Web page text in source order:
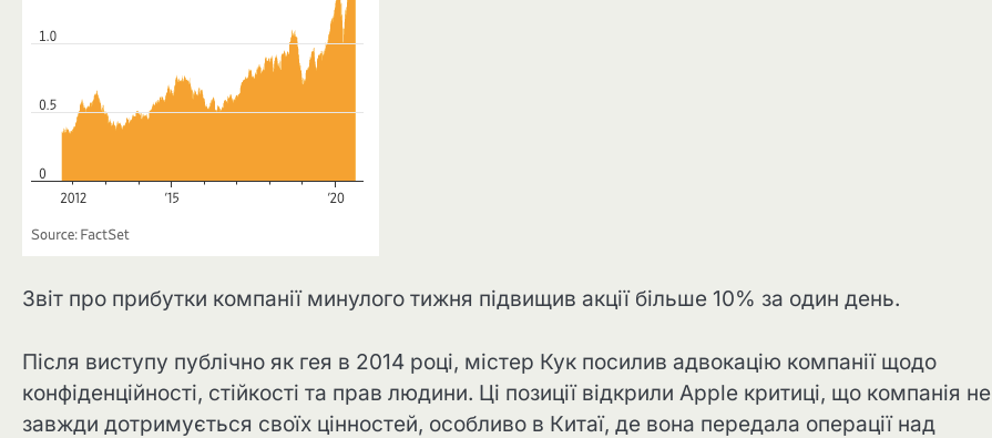
Звіт про прибутки компанії минулого тижня підвищив акції більше 10% за один день.
Після виступу публічно як гея в 2014 році, містер Кук посилив адвокацію компанії щодо
конфіденційності, стійкості та прав людини. Ці позиції відкрили Apple критиці, що компанія не
завжди дотримується своїх цінностей, особливо в Китаї, де вона передала операції над